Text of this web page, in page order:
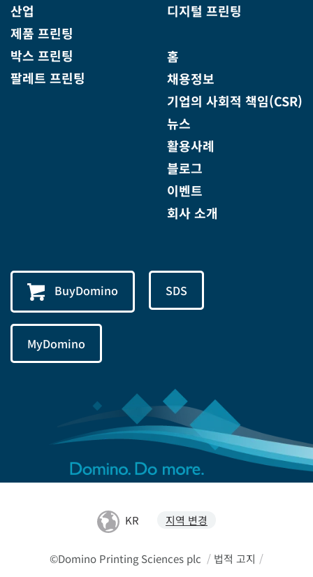
산업
제품 프린팅
박스 프린팅
팔레트 프린팅
디지털 프린팅
홈
채용정보
기업의 사회적 책임(CSR)
뉴스
활용사례
블로그
이벤트
회사 소개
BuyDomino SDS
MyDomino
KR 지역 변경
©Domino Printing Sciences plc / 법적 고지 /